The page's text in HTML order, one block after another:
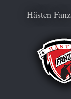
Hästen Fanz